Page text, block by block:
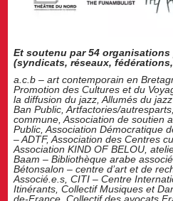
Et soutenu par 54
(syndicats, réseaux,
a.c.b – art contemporain en
Promotion des Cultures et du
la diffusion du jazz, Allumés du
Ban Public, Artfactories/
commune, Association de soutien
Public, Association Démocratique
– ADTF, Association des Centres
Association KIND OF BELOU,
Baam – Bibliothèque arabe
Bétonsalon – centre d’art et de
Associé.e.s, CITI – Centre
Itinérants, Collectif Musiques et